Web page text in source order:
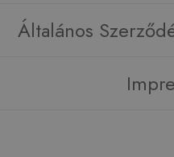
Általános